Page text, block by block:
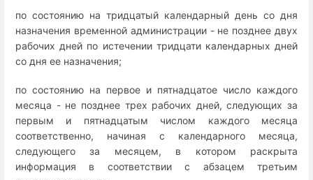
по состоянию на тридцатый календарный день со дня
назначения временной администрации - не позднее двух
рабочих дней по истечении тридцати календарных дней
со дня ее назначения;
по состоянию на первое и пятнадцатое число каждого
месяца - не позднее трех рабочих дней, следующих за
первым и пятнадцатым числом каждого месяца
соответственно, начиная с календарного месяца,
следующего за месяцем, в котором раскрыта
информация в соответствии с абзацем третьим